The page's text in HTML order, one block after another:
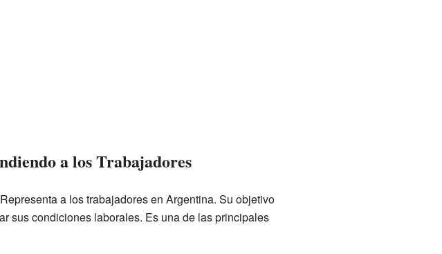
a los Trabajadores
a los trabajadores en Argentina. Su objetivo
sus condiciones laborales. Es una de las principales